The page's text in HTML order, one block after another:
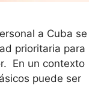
a Cuba se
prioritaria para
En un contexto
puede ser